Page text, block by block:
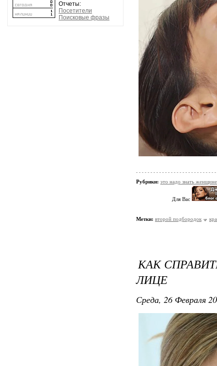
Отчеты:
Посетители
Поисковые фразы
Рубрики: это надо знать
Для Вас
Метки: второй подбородок
КАК
ЛИЦЕ
Среда, 26 Февраля